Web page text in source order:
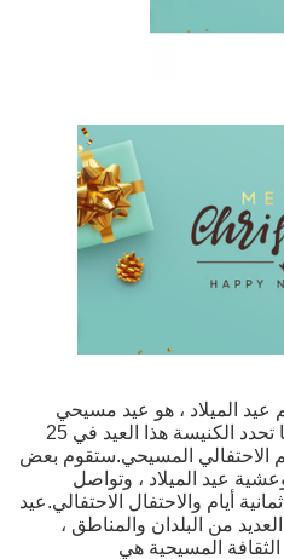
عيد الميلاد ، هو عيد مسيحي
يحيي ذكرى ولادة يسوع.عادة ما تحدد الكنيسة هذا العيد في 25
الاحتفالي المسيحي.ستقوم بعض
عيد الميلاد ، وتواصل
أيام والاحتفال الاحتفالي.عيد
من البلدان والمناطق ،
المسيحية هي